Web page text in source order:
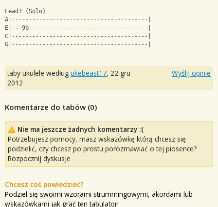
Lead? (Solo)
A|----------------------------------------|
E|---9b-----------------------------------|
C|----------------------------------------|
G|----------------------------------------|
taby ukulele według ukebeast17, 22 gru
2012
Wyślij opinie
Komentarze do tabów (0)
Nie ma jeszcze żadnych komentarzy :(
Potrzebujesz pomocy, masz wskazówkę którą chcesz się
podzielić, czy chcesz po prostu porozmawiać o tej piosence?
Rozpocznij dyskusje
Chcesz coś powiedzieć?
Podziel się swoimi wzorami strummingowymi, akordami lub
wskazówkami jak grać ten tabulator!